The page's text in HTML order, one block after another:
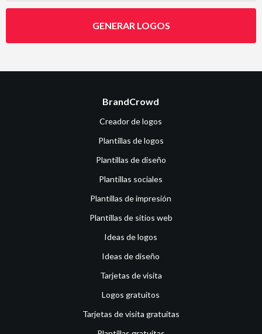
GENERAR LOGOS
BrandCrowd
Creador de logos
Plantillas de logos
Plantillas de diseño
Plantillas sociales
Plantillas de impresión
Plantillas de sitios web
Ideas de logos
Ideas de diseño
Tarjetas de visita
Logos gratuitos
Tarjetas de visita gratuitas